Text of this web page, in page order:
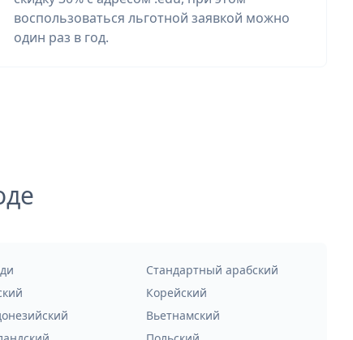
воспользоваться льготной заявкой можно
один раз в год.
Стандартный арабский
Корейский
Вьетнамский